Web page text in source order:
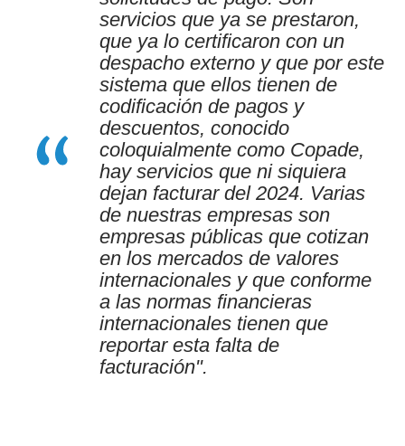
servicios que ya se prestaron,
que ya lo certificaron con un
despacho externo y que por este
sistema que ellos tienen de
codificación de pagos y
descuentos, conocido
coloquialmente como Copade,
hay servicios que ni siquiera
dejan facturar del 2024. Varias
de nuestras empresas son
empresas públicas que cotizan
en los mercados de valores
internacionales y que conforme
a las normas financieras
internacionales tienen que
reportar esta falta de
facturación".